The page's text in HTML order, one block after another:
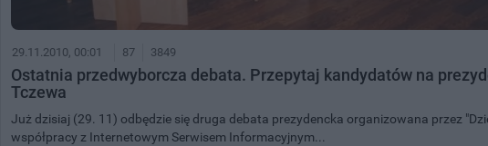
29.11.2010, 00:01 87 3849
Ostatnia przedwyborcza debata. Przepytaj kandydatów na
Tczewa
Już dzisiaj (29. 11) odbędzie się druga debata prezydencka organizowana przez
współpracy z Internetowym Serwisem Informacyjnym...